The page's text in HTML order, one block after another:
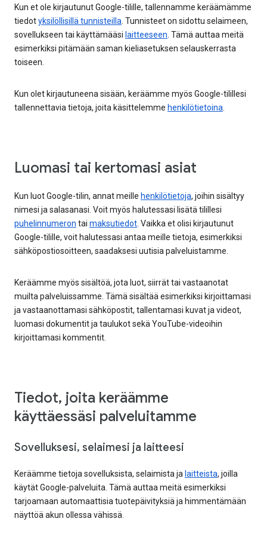
Kun et ole kirjautunut Google-tilille, tallennamme keräämämme
tiedotyksilöllisillä tunnisteilla. Tunnisteet on sidottu selaimeen,
sovellukseen tai käyttämääsi laitteeseen. Tämä auttaa meitä
esimerkiksi pitämään saman kieliasetuksen selauskerrasta
toiseen.
Kun olet kirjautuneena sisään, keräämme myös Google-tilillesi
tallennettavia tietoja, joita käsittelemme henkilötietoina.
Luomasi tai kertomasi asiat
Kun luot Google-tilin, annat meille henkilötietoja, joihin sisältyy
nimesi ja salasanasi. Voit myös halutessasi lisätä tilillesi
puhelinnumeron tai maksutiedot. Vaikka et olisi kirjautunut
Google-tilille, voit halutessasi antaa meille tietoja, esimerkiksi
sähköpostiosoitteen, saadaksesi uutisia palveluistamme.
Keräämme myös sisältöä, jota luot, siirrät tai vastaanotat
muilta palveluissamme. Tämä sisältää esimerkiksi kirjoittamasi
ja vastaanottamasi sähköpostit, tallentamasi kuvat ja videot,
luomasi dokumentit ja taulukot sekä YouTube-videoihin
kirjoittamasi kommentit.
Tiedot, joita keräämme
käyttäessäsi palveluitamme
Sovelluksesi, selaimesi ja laitteesi
Keräämme tietoja sovelluksista, selaimista ja laitteista, joilla
käytät Google-palveluita. Tämä auttaa meitä esimerkiksi
tarjoamaan automaattisia tuotepäivityksiä ja himmentämään
näyttöä akun ollessa vähissä.